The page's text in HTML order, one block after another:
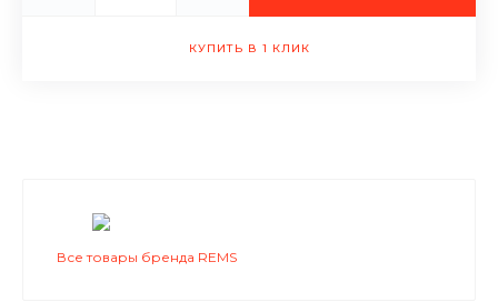
КУПИТЬ В 1 КЛИК
Все товары бренда REMS